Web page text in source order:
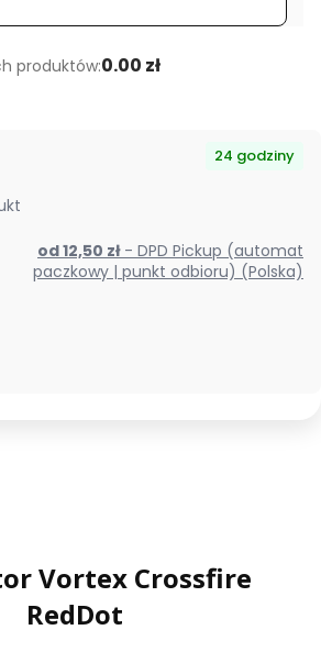
produktów:0.00 zł
24 godziny
od 12,50 zł - DPD Pickup (automat
paczkowy | punkt odbioru) (Polska)
Vortex Crossfire
RedDot